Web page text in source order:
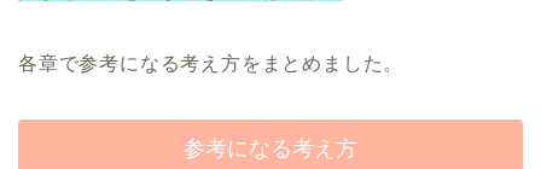
各章で参考になる考え方をまとめました。
参考になる考え方